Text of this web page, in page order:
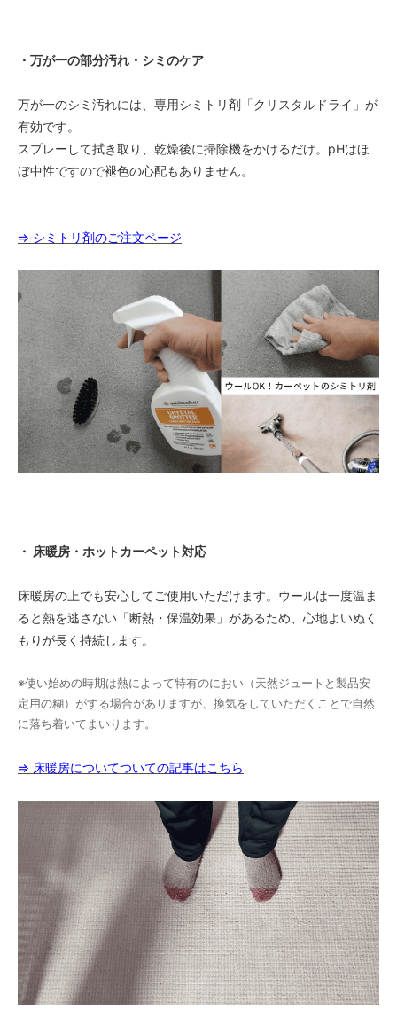
・万が一の部分汚れ・シミのケア
万が一のシミ汚れには、専用シミトリ剤「クリスタルドライ」が
有効です。
スプレーして拭き取り、乾燥後に掃除機をかけるだけ。pHはほ
ぼ中性ですので褪色の心配もありません。
⇒ シミトリ剤のご注文ページ
・ 床暖房・ホットカーペット対応
床暖房の上でも安心してご使用いただけます。ウールは一度温ま
ると熱を逃さない「断熱・保温効果」があるため、心地よいぬく
もりが長く持続します。
※使い始めの時期は熱によって特有のにおい（天然ジュートと製品安
定用の糊）がする場合がありますが、換気をしていただくことで自然
に落ち着いてまいります。
⇒ 床暖房についてついての記事はこちら